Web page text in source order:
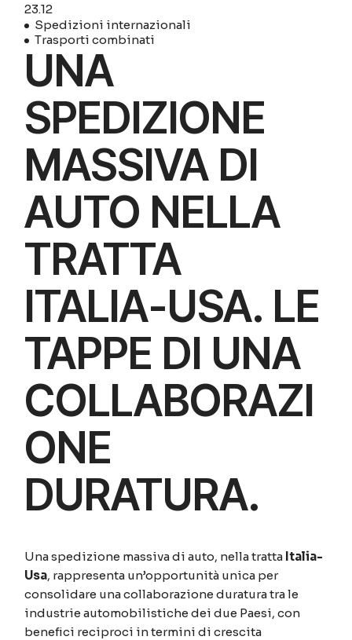
23.12
Spedizioni internazionali
Trasporti combinati
UNA
SPEDIZIONE
MASSIVA DI
AUTO NELLA
TRATTA
ITALIA-USA. LE
TAPPE DI UNA
COLLABORAZI
ONE
DURATURA.
Una spedizione massiva di auto, nella tratta Italia-
Usa, rappresenta un’opportunità unica per
consolidare una collaborazione duratura tra le
industrie automobilistiche dei due Paesi, con
benefici reciproci in termini di crescita